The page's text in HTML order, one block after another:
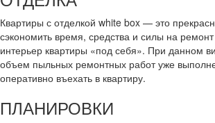
Квартиры с отделкой white box — это
сэкономить время, средства и силы на
интерьер квартиры «под себя». При данном
объем пыльных ремонтных работ уже
оперативно въехать в квартиру.
ПЛАНИРОВКИ